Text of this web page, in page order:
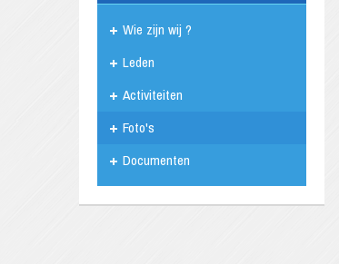
Wie zijn wij ?
Leden
Activiteiten
Foto's
Documenten